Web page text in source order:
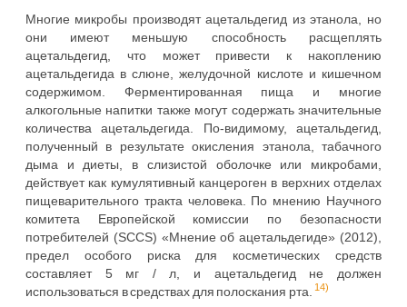
Многие микробы производят ацетальдегид из этанола, но
они имеют меньшую способность расщеплять
ацетальдегид, что может привести к накоплению
ацетальдегида в слюне, желудочной кислоте и кишечном
содержимом. Ферментированная пища и многие
алкогольные напитки также могут содержать значительные
количества ацетальдегида. По-видимому, ацетальдегид,
полученный в результате окисления этанола, табачного
дыма и диеты, в слизистой оболочке или микробами,
действует как кумулятивный канцероген в верхних отделах
пищеварительного тракта человека. По мнению Научного
комитета Европейской комиссии по безопасности
потребителей (SCCS) «Мнение об ацетальдегиде» (2012),
предел особого риска для косметических средств
составляет 5 мг / л, и ацетальдегид не должен
использоваться в средствах для полоскания рта.14)